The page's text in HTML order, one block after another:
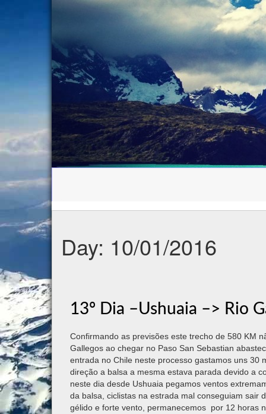
Day: 10/01/2016
13º Dia –Ushuaia –> Rio
Confirmando as previsões este trecho de 580 KM
Gallegos ao chegar no Paso San Sebastian
entrada no Chile neste processo gastamos uns
direção a balsa a mesma estava parada devido a
neste dia desde Ushuaia pegamos ventos
da balsa, ciclistas na estrada mal conseguiam sair
gélido e forte vento, permanecemos por 12 horas